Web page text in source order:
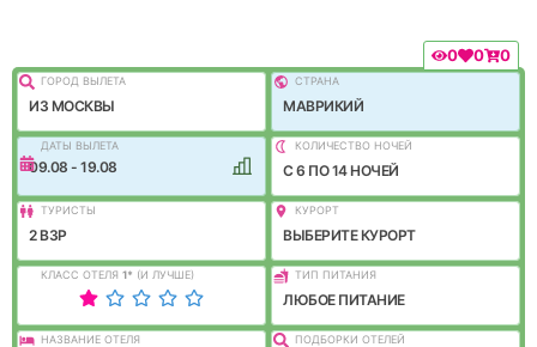
0 0 0
ГОРОД ВЫЛEТА
ИЗ МОСКВЫ
СТРАНА
МАВРИКИЙ
ДАТЫ ВЫЛЕТА
09.08 - 19.08
КОЛИЧЕСТВО НОЧЕЙ
C 6 ПО 14 НОЧЕЙ
ТУРИСТЫ
2 ВЗР
КУРОРТ
ВЫБЕРИТЕ КУРОРТ
КЛАСС ОТЕЛЯ 1* (И ЛУЧШЕ) ТИП ПИТАНИЯ
ЛЮБОЕ ПИТАНИЕ
НАЗВАНИЕ ОТЕЛЯ ПОДБОРКИ ОТЕЛЕЙ